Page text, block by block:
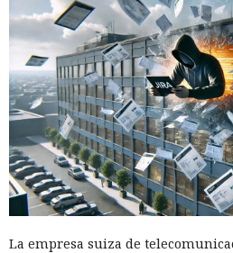
La empresa suiza de